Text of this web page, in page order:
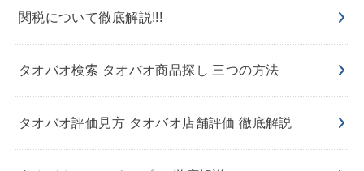
関税について徹底解説!!!
タオバオ検索 タオバオ商品探し 三つの方法
タオバオ評価見方 タオバオ店舗評価 徹底解説